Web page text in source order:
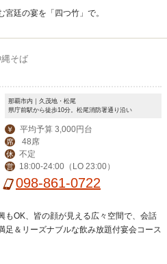
廷の宴を「四つ竹」で。
そば
那覇市内｜久茂地・松尾
県庁前駅から徒歩10分。松尾消防署通り沿い
￥ 平均予算 3,000円台
席 48席
休 不定
営 18:00-24:00（LO 23:00）
098-861-0722
もOK、皆の顔が見える広々空間で、会話
足＆リーズナブルな飲み放題付宴会コース